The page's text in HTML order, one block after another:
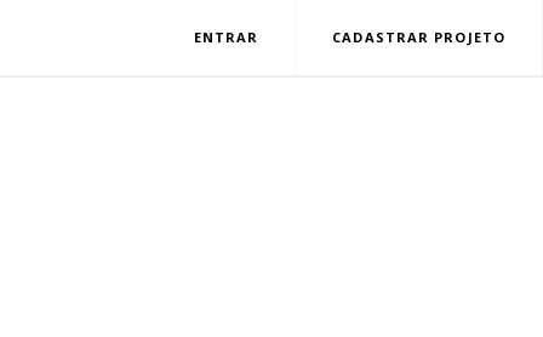
ENTRAR CADASTRAR PROJETO